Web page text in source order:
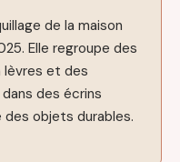
de la maison
Elle regroupe des
lèvres et des
des écrins
objets durables.